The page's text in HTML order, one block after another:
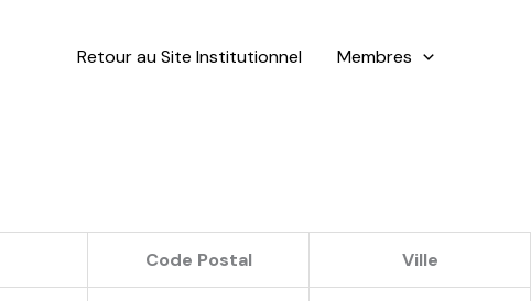
Retour au Site Institutionnel Membres
Code Postal Ville